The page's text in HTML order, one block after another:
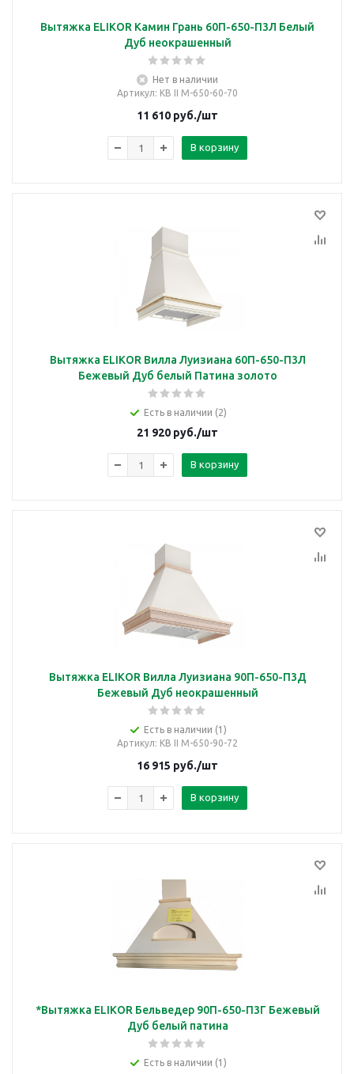
Вытяжка ELIKOR Камин Грань 60П-650-П3Л Белый
Дуб неокрашенный
Нет в наличии
Артикул: КВ II М-650-60-70
11 610 руб./шт
В корзину
Вытяжка ELIKOR Вилла Луизиана 60П-650-П3Л
Бежевый Дуб белый Патина золото
Есть в наличии (2)
21 920 руб./шт
В корзину
Вытяжка ELIKOR Вилла Луизиана 90П-650-П3Д
Бежевый Дуб неокрашенный
Есть в наличии (1)
Артикул: КВ II М-650-90-72
16 915 руб./шт
В корзину
*Вытяжка ELIKOR Бельведер 90П-650-П3Г Бежевый
Дуб белый патина
Есть в наличии (1)